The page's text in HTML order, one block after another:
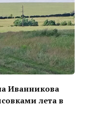
Иванникова
лета в